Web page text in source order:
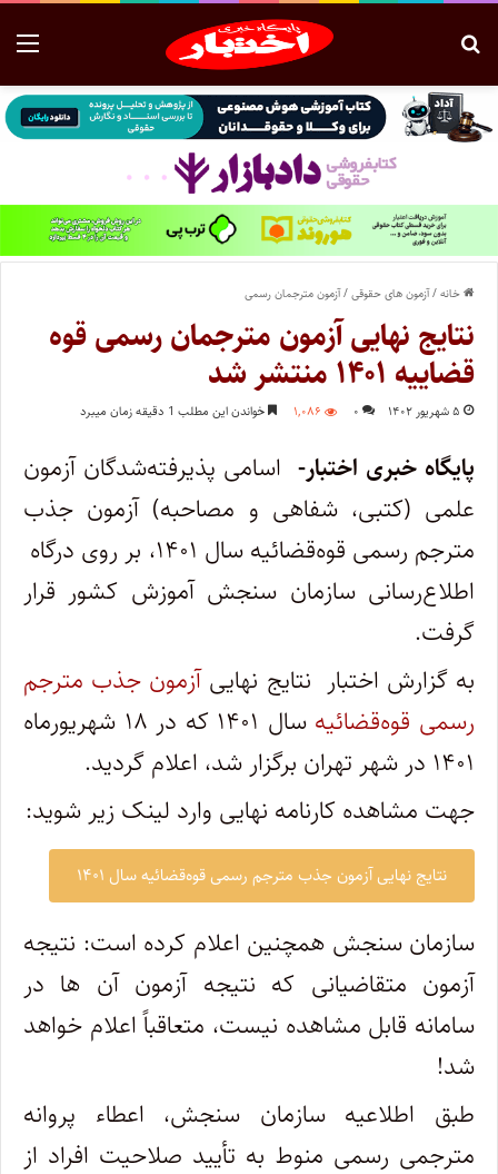
خانه/آزمون های حقوقی/آزمون مترجمان رسمی
نتایج نهایی آزمون مترجمان رسمی قوه
قضاییه ۱۴۰۱ منتشر شد
۵ شهریور ۱۴۰۲ ۰ ۱,۰۸۶ خواندن این مطلب 1 دقیقه زمان میبرد
پایگاه خبری اختبار- اسامی پذیرفته‌شدگان آزمون
علمی (کتبی، شفاهی و مصاحبه) آزمون جذب
مترجم رسمی قوه‌قضائیه سال ۱۴۰۱، بر روی درگاه
اطلاع‌رسانی سازمان سنجش آموزش کشور قرار
گرفت.
به گزارش اختبار نتایج نهایی آزمون جذب مترجم
رسمی قوه‌قضائیه
سال ۱۴۰۱ که در ۱۸ شهریورماه
۱۴۰۱ در شهر تهران برگزار شد، اعلام گردید.
جهت مشاهده کارنامه نهایی وارد لینک زیر شوید:
نتایج نهایی آزمون جذب مترجم رسمی قوه‌قضائیه سال ۱۴۰۱
سازمان سنجش همچنین اعلام کرده است: نتیجه
آزمون متقاضیانی که نتیجه آزمون آن ها در
سامانه قابل مشاهده نیست، متعاقباً اعلام خواهد
شد!
طبق اطلاعیه سازمان سنجش، اعطاء پروانه
مترجمی رسمی منوط به تأیید صلاحیت افراد از